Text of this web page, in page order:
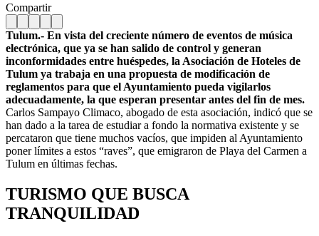
Compartir
Tulum.- En vista del creciente número de eventos de música
electrónica, que ya se han salido de control y generan
inconformidades entre huéspedes, la Asociación de Hoteles de
Tulum ya trabaja en una propuesta de modificación de
reglamentos para que el Ayuntamiento pueda vigilarlos
adecuadamente, la que esperan presentar antes del fin de mes.
Carlos Sampayo Climaco, abogado de esta asociación, indicó que se
han dado a la tarea de estudiar a fondo la normativa existente y se
percataron que tiene muchos vacíos, que impiden al Ayuntamiento
poner límites a estos “raves”, que emigraron de Playa del Carmen a
Tulum en últimas fechas.
TURISMO QUE BUSCA
TRANQUILIDAD